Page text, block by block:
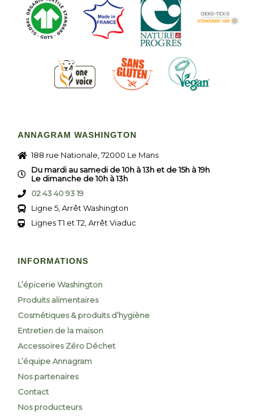
ANNAGRAM WASHINGTON
188 rue Nationale, 72000 Le Mans
Du mardi au samedi de 10h à 13h et de 15h à 19h
Le dimanche de 10h à 13h
02 43 40 93 19
Ligne 5, Arrêt Washington
Lignes T1 et T2, Arrêt Viaduc
INFORMATIONS
L’épicerie Washington
Produits alimentaires
Cosmétiques & produits d’hygiène
Entretien de la maison
Accessoires Zéro Déchet
L’équipe Annagram
Nos partenaires
Contact
Nos producteurs